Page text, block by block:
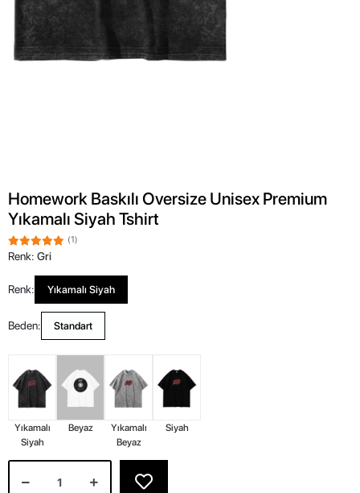
Homework Baskılı Oversize Unisex Premium
Yıkamalı Siyah Tshirt
(1)
Renk: Gri
Renk: Yıkamalı Siyah
Beden: Standart
Yıkamalı
Siyah
Beyaz
Yıkamalı
Beyaz
Siyah